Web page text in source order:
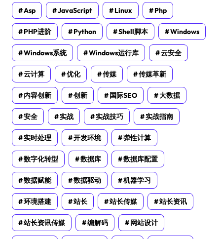
Asp JavaScript Linux Php
PHP进阶 Python Shell脚本 Windows
Windows系统 Windows运行库 云安全
云计算 优化 传媒 传媒革新
内容创新 创新 国际SEO 大数据
安全 实战 实战技巧 实战指南
实时处理 开发环境 弹性计算
数字化转型 数据库 数据库配置
数据赋能 数据驱动 机器学习
环境搭建 站长 站长传媒 站长资讯
站长资讯传媒 编解码 网站设计